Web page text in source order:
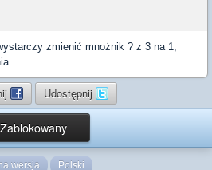
zmienić mnożnik ? z 3 na 1,
Udostępnij
Zablokowany
wersja Polski